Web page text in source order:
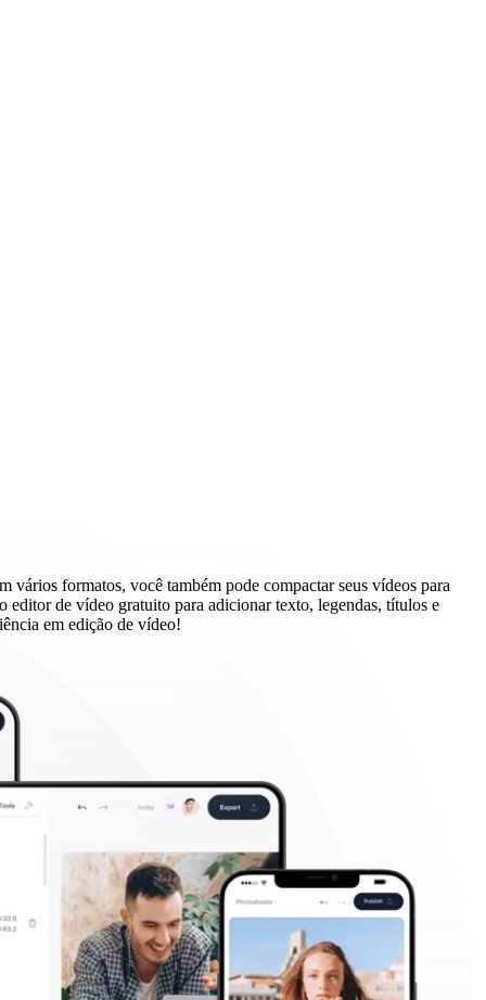
formatos, você também pode compactar seus vídeos para
editor de vídeo gratuito para adicionar texto, legendas, títulos e
em edição de vídeo!